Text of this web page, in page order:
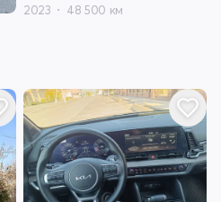
2023 48 500 км